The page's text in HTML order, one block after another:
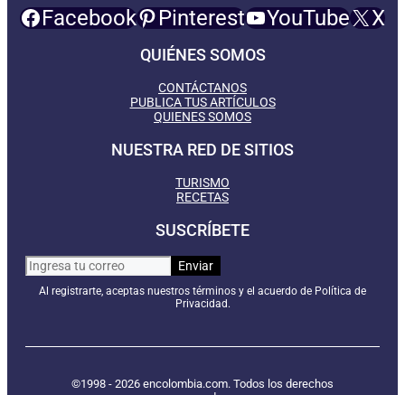
Facebook Pinterest YouTube X
QUIÉNES SOMOS
CONTÁCTANOS
PUBLICA TUS ARTÍCULOS
QUIENES SOMOS
NUESTRA RED DE SITIOS
TURISMO
RECETAS
SUSCRÍBETE
Al registrarte, aceptas nuestros términos y el acuerdo de Política de
Privacidad.
©1998 - 2026 encolombia.com. Todos los derechos